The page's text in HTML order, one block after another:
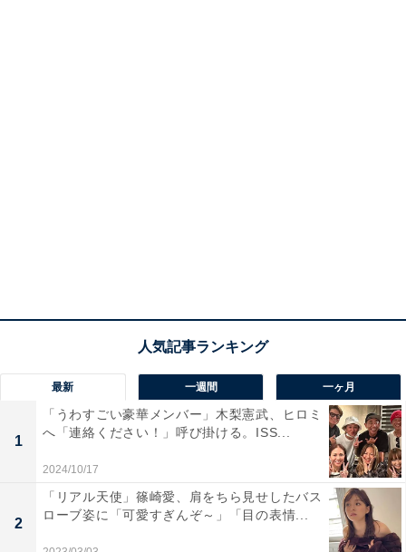
最新 一週間 一ヶ月
1
「うわすごい豪華メンバー」木梨憲武、ヒロミ
へ「連絡ください！」呼び掛ける。ISS...
2024/10/17
2
「リアル天使」篠崎愛、肩をちら見せしたバス
ローブ姿に「可愛すぎんぞ～」「目の表情...